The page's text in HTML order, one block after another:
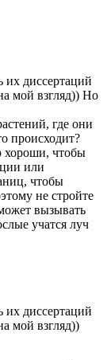
их диссертаций
мой взгляд)) Но
где они
происходит?
хороши, чтобы
или
чтобы
не стройте
вызывать
учатся луч
их диссертаций
мой взгляд))